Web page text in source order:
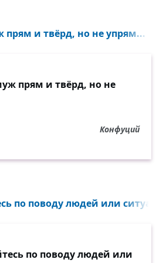
и твёрд, но не упрям...
прям и твёрд, но не
Конфуций
по поводу людей или
по поводу людей или